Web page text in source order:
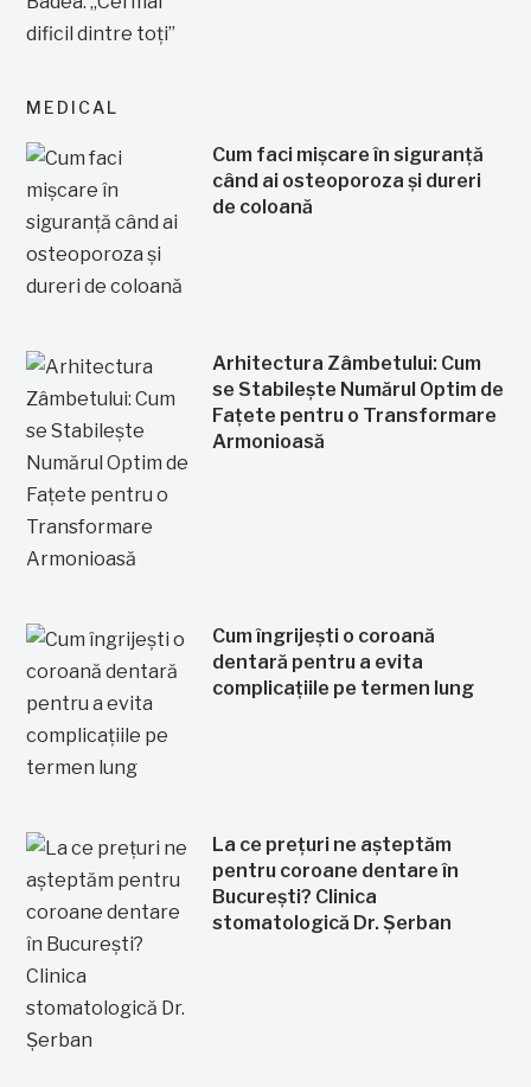
MEDICAL
Cum faci mișcare în siguranță
când ai osteoporoza și dureri
de coloană
Arhitectura Zâmbetului: Cum
se Stabilește Numărul Optim de
Fațete pentru o Transformare
Armonioasă
Cum îngrijești o coroană
dentară pentru a evita
complicațiile pe termen lung
La ce prețuri ne așteptăm
pentru coroane dentare în
București? Clinica
stomatologică Dr. Șerban